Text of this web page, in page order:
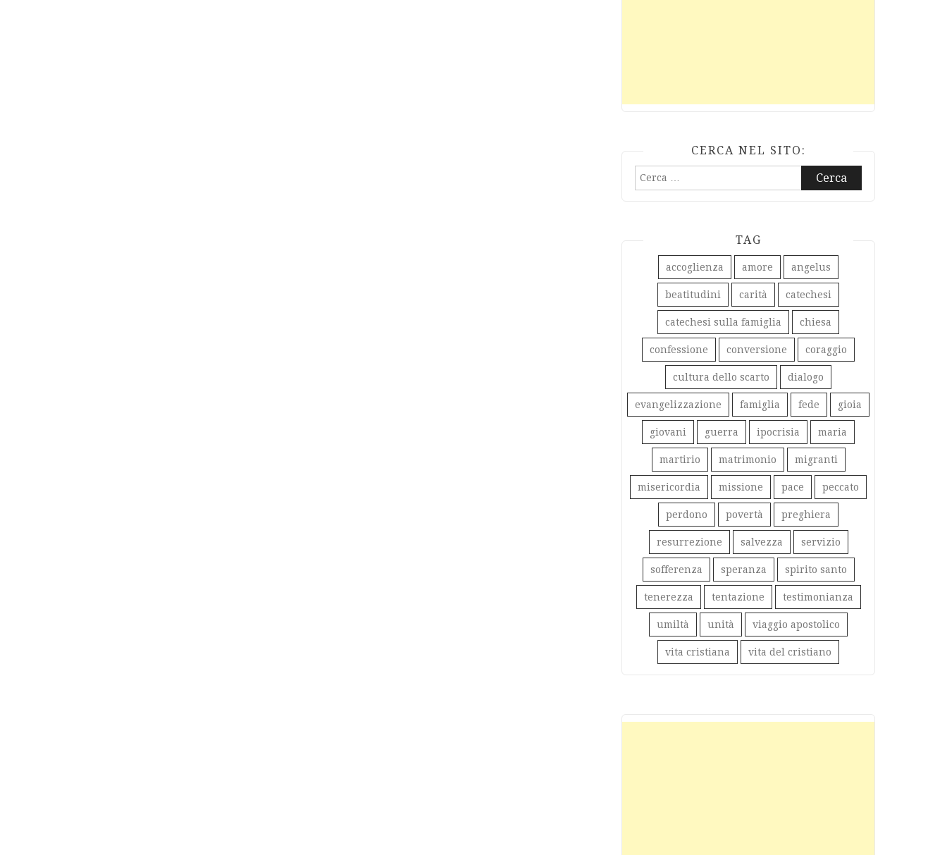
CERCA NEL SITO:
Ricerca
TAG
accoglienza amore angelus
beatitudini carità catechesi
catechesi sulla famiglia chiesa
confessione conversione coraggio
cultura dello scarto dialogo
evangelizzazione famiglia fede gioia
giovani guerra ipocrisia maria
martirio matrimonio migranti
misericordia missione pace peccato
perdono povertà preghiera
resurrezione salvezza servizio
sofferenza speranza spirito santo
tenerezza tentazione testimonianza
umiltà unità viaggio apostolico
vita cristiana vita del cristiano